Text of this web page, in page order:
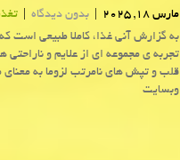
مارس 18, 2025 بدون دیدگاه
به گزارش آنی غذا، کاملا طبیعی است
تجربه ی مجموعه ای از علایم و
قلب و تپش های نامرتب لزوما به
وبسایت